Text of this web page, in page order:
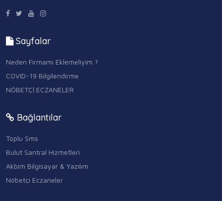
Sayfalar
Neden Firmamı Eklemeliyim ?
COVID-19 Bilgilendirme
NÖBETÇİ ECZANELER
Bağlantılar
Toplu Sms
Bulut Santral Hizmetleri
Akbim Bilgisayar & Yazılım
Nöbetçi Eczaneler